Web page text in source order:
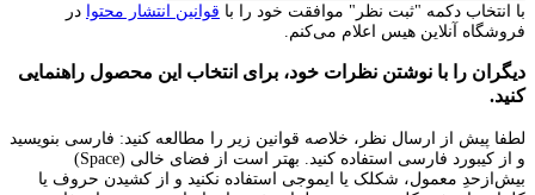
با انتخاب دکمه "ثبت نظر" موافقت خود را با قوانین انتشار محتوا در
فروشگاه آنلاین هیس اعلام می‌کنم.
دیگران را با نوشتن نظرات خود، برای انتخاب این محصول راهنمایی
کنید.
لطفا پیش از ارسال نظر، خلاصه قوانین زیر را مطالعه کنید: فارسی بنویسید
و از کیبورد فارسی استفاده کنید. بهتر است از فضای خالی (Space)
بیش‌از‌حدِ معمول، شکلک یا ایموجی استفاده نکنید و از کشیدن حروف یا